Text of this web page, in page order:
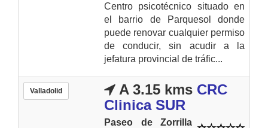
Centro psicotécnico situado en
el barrio de Parquesol donde
puede renovar cualquier permiso
de conducir, sin acudir a la
jefatura provincial de tráfic...
Valladolid A 3.15 kms CRC
Clinica SUR
Paseo de Zorrilla